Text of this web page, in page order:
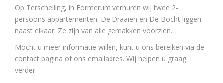
Op Terschelling, in Formerum verhuren wij twee 2-
persoons appartementen. De Draaien en De Bocht liggen
naast elkaar. Ze zijn van alle gemakken voorzien.
Mocht u meer informatie willen, kunt u ons bereiken via de
contact pagina of ons emailadres. Wij helpen u graag
verder.